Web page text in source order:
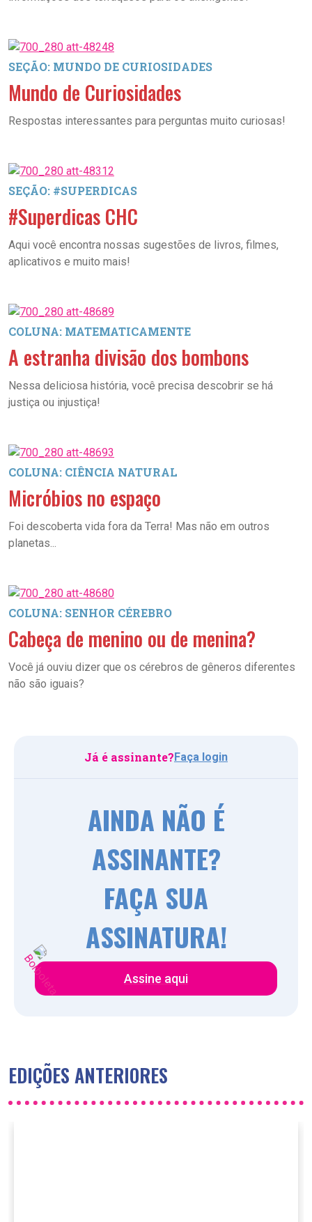
SEÇÃO: MUNDO DE CURIOSIDADES
Mundo de Curiosidades
Respostas interessantes para perguntas muito curiosas!
SEÇÃO: #SUPERDICAS
#Superdicas CHC
Aqui você encontra nossas sugestões de livros, filmes,
aplicativos e muito mais!
COLUNA: MATEMATICAMENTE
A estranha divisão dos bombons
Nessa deliciosa história, você precisa descobrir se há
justiça ou injustiça!
COLUNA: CIÊNCIA NATURAL
Micróbios no espaço
Foi descoberta vida fora da Terra! Mas não em outros
planetas...
COLUNA: SENHOR CÉREBRO
Cabeça de menino ou de menina?
Você já ouviu dizer que os cérebros de gêneros diferentes
não são iguais?
Já é assinante? Faça login
AINDA NÃO É
ASSINANTE?
FAÇA SUA
ASSINATURA!
Assine aqui
EDIÇÕES ANTERIORES